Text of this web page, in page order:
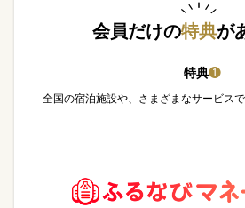
会員だけの特典が
特典❶
全国の宿泊施設や、さまざまなサービス